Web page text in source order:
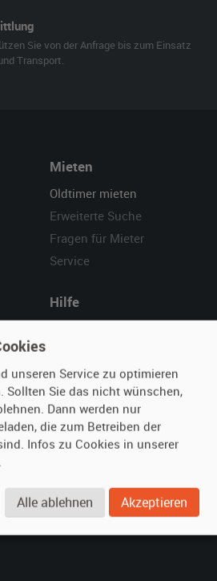
Sie von der Anfrage bis zum Einsatz
Transport.
Mieten
Oldtimer mieten
Erweiterte Suche
Fragen für Mieter
Service
Hilfe
Kontakt
unseren Service zu optimieren
Sollten Sie das nicht wünschen,
Dann werden nur
die zum Betreiben der
Infos zu Cookies in unserer
.
Alle ablehnen Akzeptieren